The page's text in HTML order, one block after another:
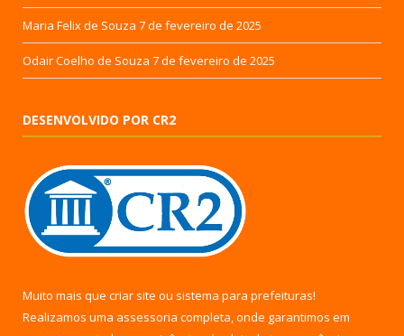
Maria Felix de Souza 7 de fevereiro de 2025
Odair Coelho de Souza 7 de fevereiro de 2025
DESENVOLVIDO POR CR2
Muito mais que criar site ou sistema para prefeituras!
Realizamos uma assessoria completa, onde garantimos em